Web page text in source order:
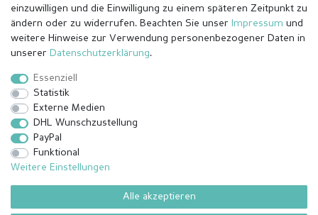
Impressum Daten­schutz­erklärung
Barrierefreiheitserklärung
© Copyright 2026 | Alle Rechte vorbehalten.
einzuwilligen und die Einwilligung zu einem späteren Zeitpunkt zu
ändern oder zu widerrufen. Beachten Sie unser Impressum und
weitere Hinweise zur Verwendung personenbezogener Daten in
unserer Daten­schutz­erklärung.
Essenziell
Statistik
Externe Medien
DHL Wunschzustellung
PayPal
Funktional
Weitere Einstellungen
Alle akzeptieren